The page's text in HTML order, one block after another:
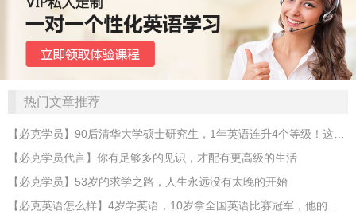
热门文章推荐
【必克学员】90后清华大学硕士研究生，1年英语连升4个等级！这方法你也可以学！
【必克学员代言】你有足够多的见识，才配有更高级的生活
【必克学员】53岁的求学之路，人生永远没有太晚的开始
【必克英语怎么样】4岁学英语，10岁拿全国英语比赛冠军，他的优秀值得你尖叫！